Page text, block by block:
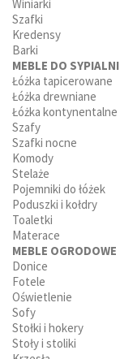
Winiarki
Szafki
Kredensy
Barki
MEBLE DO SYPIALNI
Łóżka tapicerowane
Łóżka drewniane
Łóżka kontynentalne
Szafy
Szafki nocne
Komody
Stelaże
Pojemniki do łóżek
Poduszki i kołdry
Toaletki
Materace
MEBLE OGRODOWE
Donice
Fotele
Oświetlenie
Sofy
Stołki i hokery
Stoły i stoliki